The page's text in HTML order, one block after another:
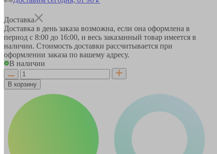
Доставка
Доставка в день заказа возможна, если она оформлена в
период с 8:00 до 16:00, и весь заказанный товар имеется в
наличии. Стоимость доставки рассчитывается при
оформлении заказа по вашему адресу.
В наличии
В корзину